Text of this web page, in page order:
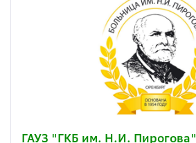
ГАУЗ "ГКБ им. Н.И. Пирогова"